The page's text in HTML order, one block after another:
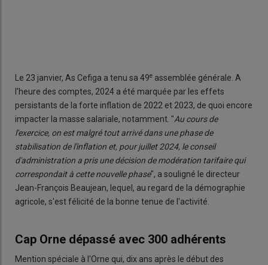
Le 23 janvier, As Cefiga a tenu sa 49e assemblée générale. A
l'heure des comptes, 2024 a été marquée par les effets
persistants de la forte inflation de 2022 et 2023, de quoi encore
impacter la masse salariale, notamment. "Au cours de
l'exercice, on est malgré tout arrivé dans une phase de
stabilisation de l'inflation et, pour juillet 2024, le conseil
d'administration a pris une décision de modération tarifaire qui
correspondait à cette nouvelle phase", a souligné le directeur
Jean-François Beaujean, lequel, au regard de la démographie
agricole, s'est félicité de la bonne tenue de l'activité.
Cap Orne dépassé avec 300 adhérents
Mention spéciale à l'Orne qui, dix ans après le début des